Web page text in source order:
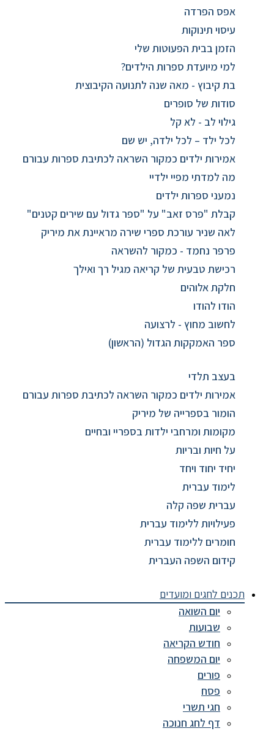
אפס הפרדה
עיסוי תינוקות
הזמן בבית הפעוטות שלי
למי מיועדת ספרות הילדים?
בת קיבוץ - מאה שנה לתנועה הקיבוצית
סודות של סופרים
גילוי לב - לא קל
לכל ילד – לכל ילדה, יש שם
אמירות ילדים כמקור השראה לכתיבת ספרות עבורם
מה למדתי מפיי ילדיי
נמעני ספרות ילדים
קבלת "פרס זאב" על "ספר גדול עם שירים קטנים"
לאה שניר עורכת ספרי שירה מראיינת את מיריק
פרפר נחמד - כמקור להשראה
רכישת טבעית של קריאה מגיל רך ואילך
חלקת אלוהים
הודו להודו
לחשוב מחוץ - לרצועה
ספר האמקקות הגדול (הראשון)
בעצב תלדי
אמירות ילדים כמקור השראה לכתיבת ספרות עבורם
הומור בספרייה של מיריק
מקומות ומרחבי ילדות בספריי ובחיים
על חיות ובריות
יחיד יחוד ויחד
לימוד עברית
עברית שפה קלה
פעילויות ללימוד עברית
חומרים ללימוד עברית
קידום השפה העברית
תכנים לחגים ומועדים
יום השואה
שבועות
חודש הקריאה
יום המשפחה
פורים
פסח
חגי תשרי
דף לחג חנוכה